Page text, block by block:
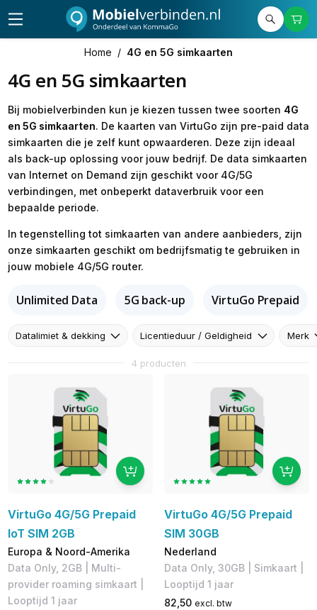
Home / 4G en 5G simkaarten
4G en 5G simkaarten
Bij mobielverbinden kun je kiezen tussen twee soorten 4G
en 5G simkaarten. De kaarten van VirtuGo zijn pre-paid data
simkaarten die je zelf kunt opwaarderen. Deze zijn ideaal
als back-up oplossing voor jouw bedrijf. De data simkaarten
van Internet on Demand zijn geschikt voor 4G/5G
verbindingen, met onbeperkt dataverbruik voor een
bepaalde periode.
In tegenstelling tot simkaarten van andere aanbieders, zijn
onze simkaarten geschikt om bedrijfsmatig te gebruiken in
jouw mobiele 4G/5G router.
Unlimited Data 5G back-up VirtuGo Prepaid
Datalimiet & dekking Licentieduur / Geldigheid Merk
4 producten
VirtuGo 4G/5G Prepaid
IoT SIM 2GB
Europa & Noord-Amerika
Data Only, 2GB | Multi-
provider roaming simkaart |
Looptijd 1 jaar
VirtuGo 4G/5G Prepaid
SIM 30GB
Nederland
Data Only, 30GB | Simkaart |
Looptijd 1 jaar
82,50 excl. btw